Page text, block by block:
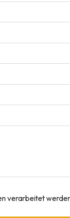
verarbeitet